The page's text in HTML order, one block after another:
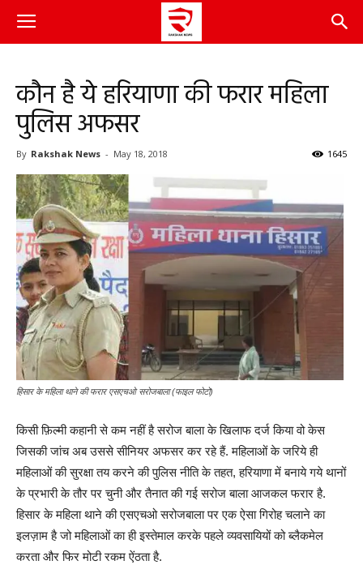
कौन है ये हरियाणा की फरार महिला
पुलिस अफसर
By Rakshak News - May 18, 2018 1645
हिसार के महिला थाने की फरार एसएचओ सरोजबाला (फाइल फोटो)
किसी फ़िल्मी कहानी से कम नहीं है सरोज बाला के खिलाफ दर्ज किया वो केस
जिसकी जांच अब उससे सीनियर अफसर कर रहे हैं. महिलाओं के जरिये ही
महिलाओं की सुरक्षा तय करने की पुलिस नीति के तहत, हरियाणा में बनाये गये थानों
के प्रभारी के तौर पर चुनी और तैनात की गई सरोज बाला आजकल फरार है.
हिसार के महिला थाने की एसएचओ सरोजबाला पर एक ऐसा गिरोह चलाने का
इलज़ाम है जो महिलाओं का ही इस्तेमाल करके पहले व्यवसायियों को ब्लैकमेल
करता और फिर मोटी रकम ऐंठता है.